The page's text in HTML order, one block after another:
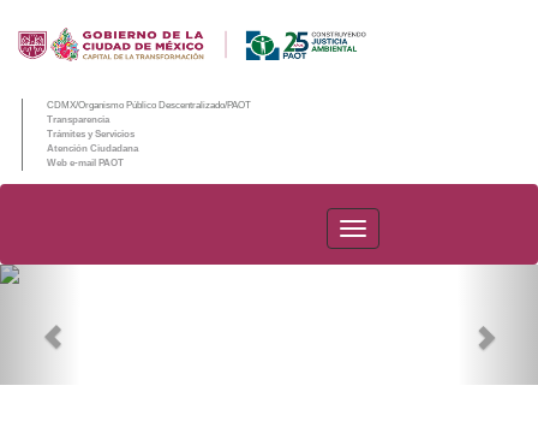
CDMX/Organismo Público Descentralizado/PAOT
Transparencia
Trámites y Servicios
Atención Ciudadana
Web e-mail PAOT
PAOT